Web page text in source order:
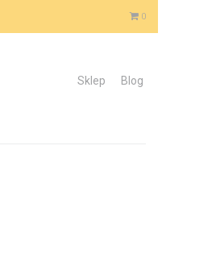
0
Sklep Blog